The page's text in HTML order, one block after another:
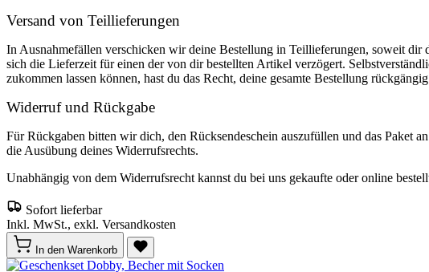
Versand von Teillieferungen
In Ausnahmefällen verschicken wir deine Bestellung in Teillieferungen, soweit dir
sich die Lieferzeit für einen der von dir bestellten Artikel verzögert.
zukommen lassen können, hast du das Recht, deine gesamte Bestellung
Widerruf und Rückgabe
Für Rückgaben bitten wir dich, den Rücksendeschein auszufüllen und das Paket
die Ausübung deines Widerrufsrechts.
Unabhängig von dem Widerrufsrecht kannst du bei uns gekaufte oder online
Sofort lieferbar
Inkl. MwSt., exkl. Versandkosten
In den Warenkorb